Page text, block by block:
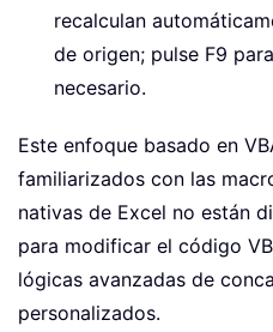
recalculan
de origen; pulse F9
necesario.
Este enfoque basado en
familiarizados con las
nativas de Excel no están
para modificar el código
lógicas avanzadas de
personalizados.